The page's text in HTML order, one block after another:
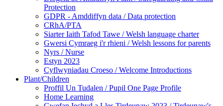
Protection
GDPR - Amddiffyn data / Data protection
CRhA/PTA
Siarter Iaith Tafod Tawe / Welsh language charter
Gwersi Cymraeg i'r rhieni / Welsh lessons for parents
Nyrs / Nurse
Estyn 2023
Cyflwyniadau Croeso / Welcome Introductions
Plant/Children
Proffil Un Tudalen / Pupil One Page Profile
Home Learning